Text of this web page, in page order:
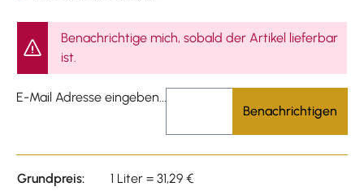
Benachrichtige mich, sobald der Artikel lieferbar
ist.
E-Mail Adresse eingeben...
Benachrichtigen
Grundpreis:
1 Liter = 31,29 €